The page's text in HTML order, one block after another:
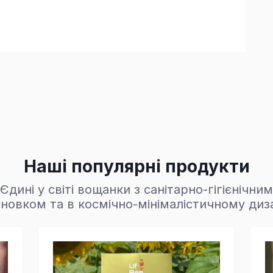
Наші популярні продукти
Єдині у світі вощанки з санітарно-гігієнічним
та в космічно-мінімалістичному